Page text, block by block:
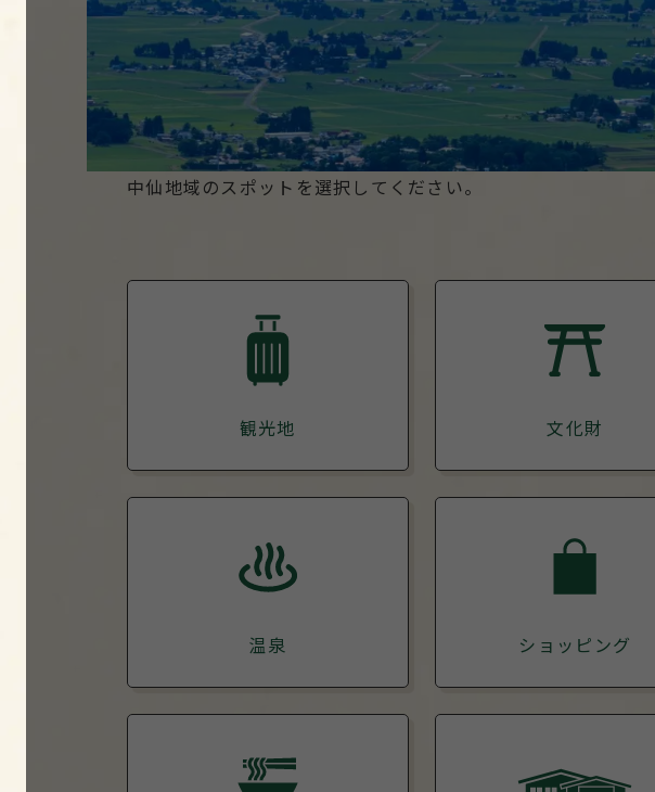
中仙地域のスポットを選択してください。
観光地 文化財
温泉 ショッピング